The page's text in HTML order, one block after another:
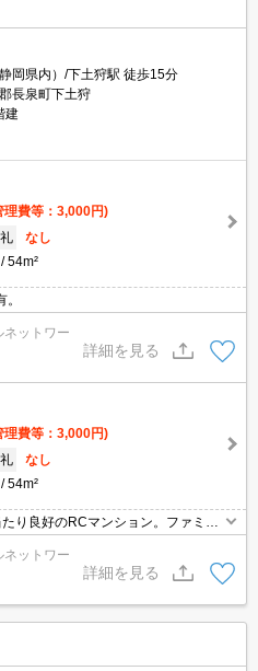
岡県内）/下土狩駅 徒歩15分
長泉町下土狩
建
理費等：3,000円)
礼
なし
54m²
ネットワー
詳細を見る
理費等：3,000円)
礼
なし
54m²
り良好のRCマンション。ファミリ
ネットワー
詳細を見る